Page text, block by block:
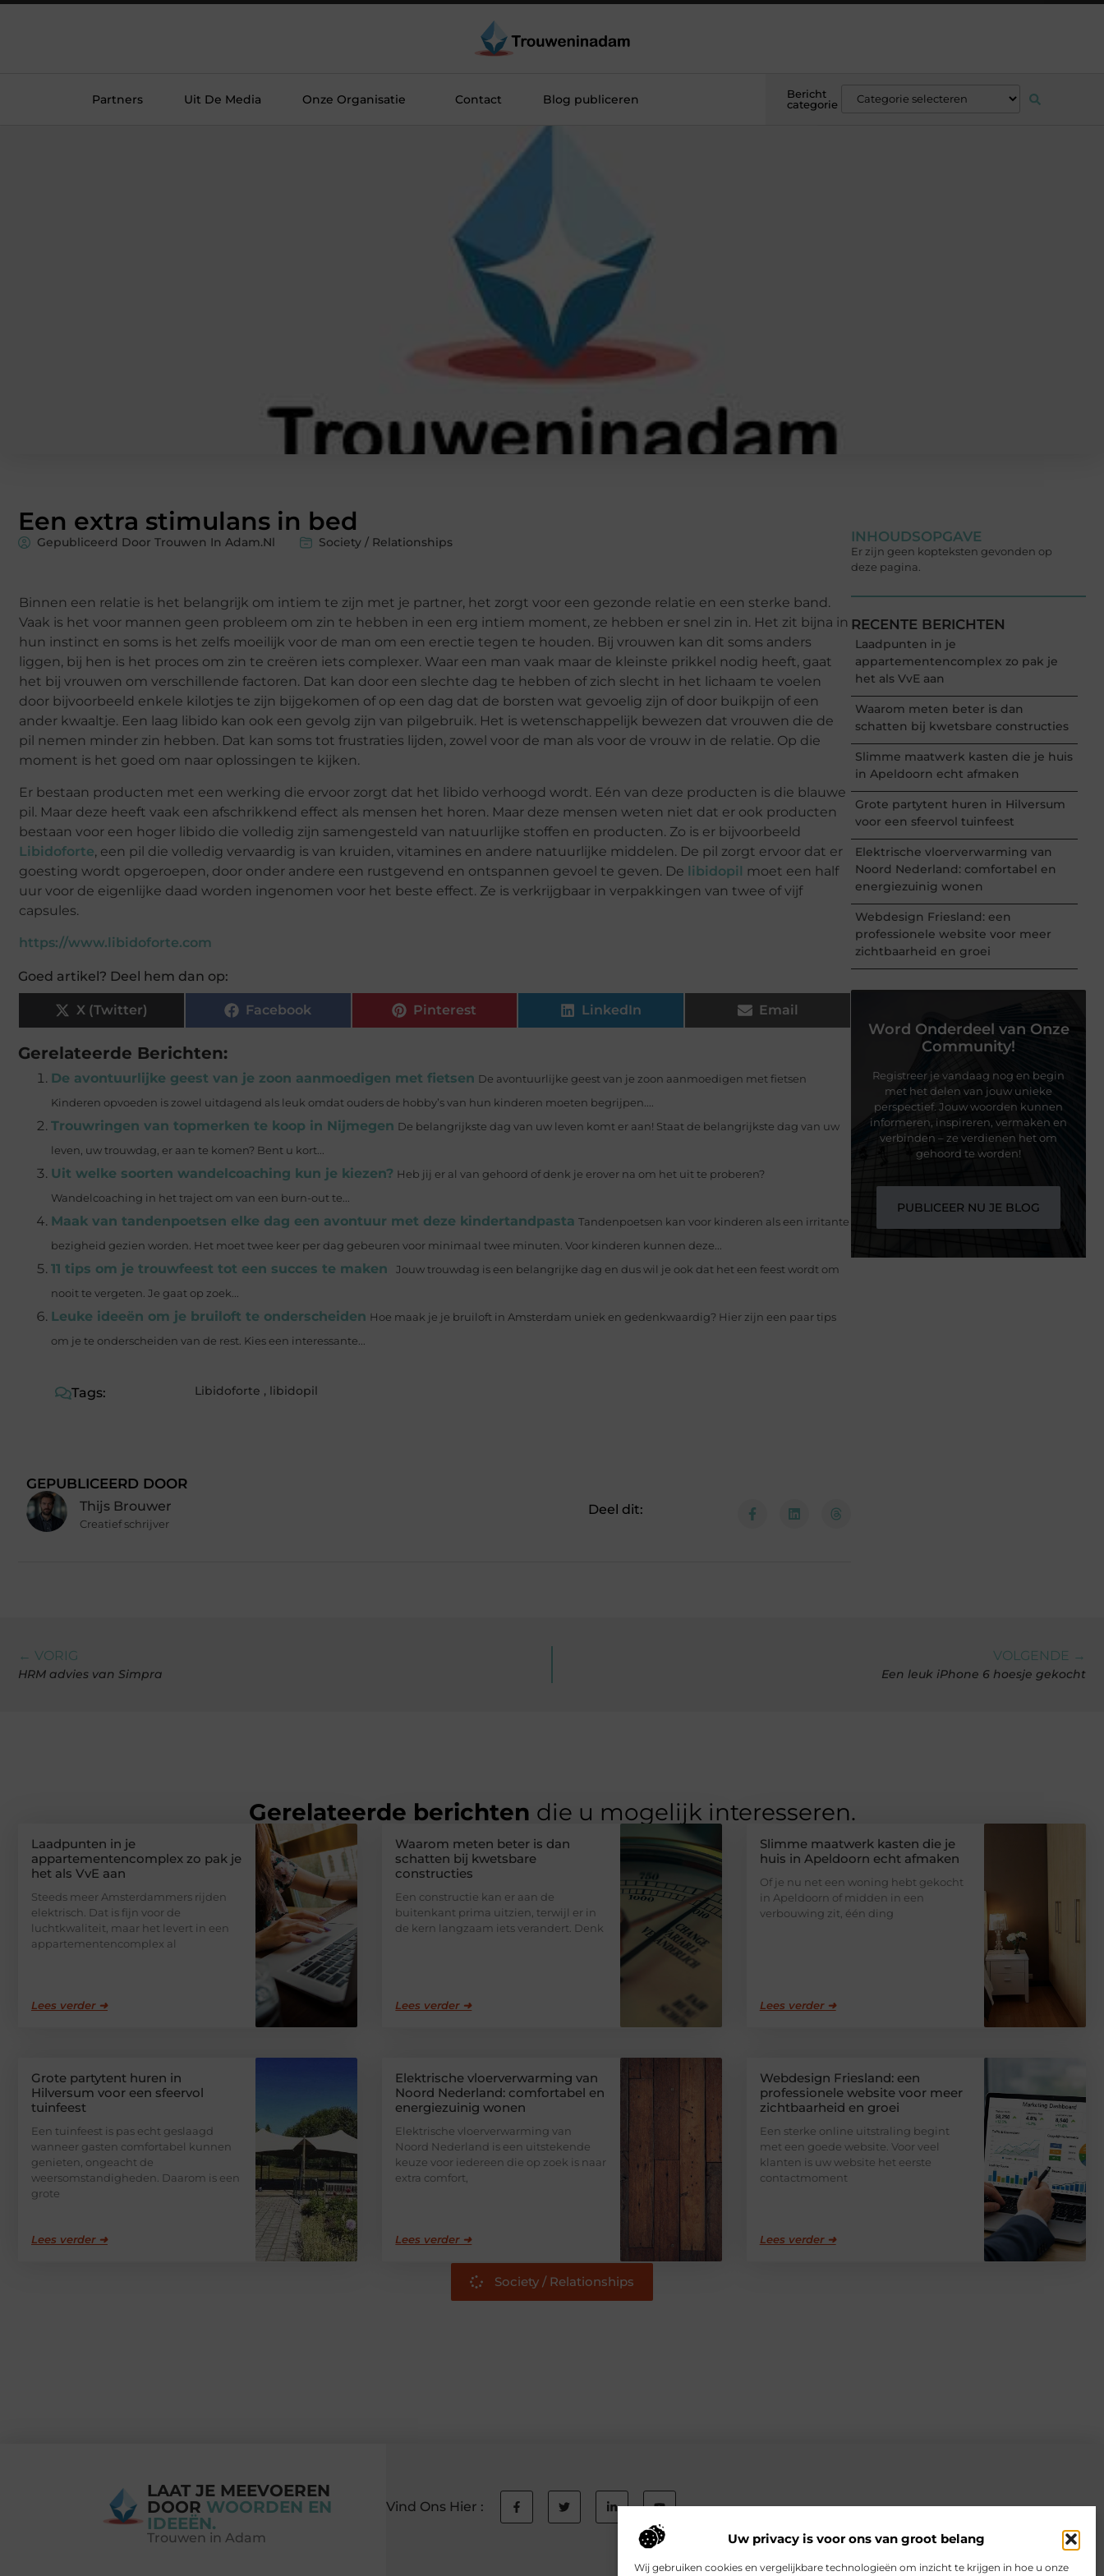
Uw privacy is voor ons van groot belang
Wij gebruiken cookies en vergelijkbare technologieën om inzicht te krijgen in hoe u onze
Partners Uit De Media Onze Organisatie Contact Blog publiceren
Bericht
categorie
Een extra stimulans in bed
Gepubliceerd Door Trouwen In Adam.nl Society / Relationships
Binnen een relatie is het belangrijk om intiem te zijn met je partner, het zorgt voor een gezonde relatie en een sterke band.
Vaak is het voor mannen geen probleem om zin te hebben in een erg intiem moment, ze hebben er snel zin in. Het zit bijna in
hun instinct en soms is het zelfs moeilijk voor de man om een erectie tegen te houden. Bij vrouwen kan dit soms anders
liggen, bij hen is het proces om zin te creëren iets complexer. Waar een man vaak maar de kleinste prikkel nodig heeft, gaat
het bij vrouwen om verschillende factoren. Dat kan door een slechte dag te hebben of zich slecht in het lichaam te voelen
door bijvoorbeeld enkele kilotjes te zijn bijgekomen of op een dag dat de borsten wat gevoelig zijn of door buikpijn of een
ander kwaaltje. Een laag libido kan ook een gevolg zijn van pilgebruik. Het is wetenschappelijk bewezen dat vrouwen die de
pil nemen minder zin hebben. Dat kan soms tot frustraties lijden, zowel voor de man als voor de vrouw in de relatie. Op die
moment is het goed om naar oplossingen te kijken.
Er bestaan producten met een werking die ervoor zorgt dat het libido verhoogd wordt. Eén van deze producten is die blauwe
pil. Maar deze heeft vaak een afschrikkend effect als mensen het horen. Maar deze mensen weten niet dat er ook producten
bestaan voor een hoger libido die volledig zijn samengesteld van natuurlijke stoffen en producten. Zo is er bijvoorbeeld
Libidoforte, een pil die volledig vervaardig is van kruiden, vitamines en andere natuurlijke middelen. De pil zorgt ervoor dat er
goesting wordt opgeroepen, door onder andere een rustgevend en ontspannen gevoel te geven. De libidopil moet een half
uur voor de eigenlijke daad worden ingenomen voor het beste effect. Ze is verkrijgbaar in verpakkingen van twee of vijf
capsules.
https://www.libidoforte.com
Goed artikel? Deel hem dan op:
X (Twitter) Facebook Pinterest LinkedIn Email
Gerelateerde Berichten:
De avontuurlijke geest van je zoon aanmoedigen met fietsen De avontuurlijke geest van je zoon aanmoedigen met fietsen
Kinderen opvoeden is zowel uitdagend als leuk omdat ouders de hobby’s van hun kinderen moeten begrijpen....
Trouwringen van topmerken te koop in Nijmegen De belangrijkste dag van uw leven komt er aan! Staat de belangrijkste dag van uw
leven, uw trouwdag, er aan te komen? Bent u kort...
Uit welke soorten wandelcoaching kun je kiezen? Heb jij er al van gehoord of denk je erover na om het uit te proberen?
Wandelcoaching in het traject om van een burn-out te...
Maak van tandenpoetsen elke dag een avontuur met deze kindertandpasta Tandenpoetsen kan voor kinderen als een irritante
bezigheid gezien worden. Het moet twee keer per dag gebeuren voor minimaal twee minuten. Voor kinderen kunnen deze...
11 tips om je trouwfeest tot een succes te maken
Jouw trouwdag is een belangrijke dag en dus wil je ook dat het een feest wordt om
nooit te vergeten. Je gaat op zoek...
Leuke ideeën om je bruiloft te onderscheiden Hoe maak je je bruiloft in Amsterdam uniek en gedenkwaardig? Hier zijn een paar tips
om je te onderscheiden van de rest. Kies een interessante...
Tags: Libidoforte , libidopil
GEPUBLICEERD DOOR
Thijs Brouwer
Creatief schrijver
Deel dit:
INHOUDSOPGAVE
Er zijn geen kopteksten gevonden op
deze pagina.
RECENTE BERICHTEN
Laadpunten in je
appartementencomplex zo pak je
het als VvE aan
Waarom meten beter is dan
schatten bij kwetsbare constructies
Slimme maatwerk kasten die je huis
in Apeldoorn echt afmaken
Grote partytent huren in Hilversum
voor een sfeervol tuinfeest
Elektrische vloerverwarming van
Noord Nederland: comfortabel en
energiezuinig wonen
Webdesign Friesland: een
professionele website voor meer
zichtbaarheid en groei
Word Onderdeel van Onze
Community!
Registreer je vandaag nog en begin
met het delen van jouw unieke
perspectief. Jouw woorden kunnen
informeren, inspireren, vermaken en
verbinden – ze verdienen het om
gehoord te worden!
PUBLICEER NU JE BLOG
← VORIG
HRM advies van Simpra
VOLGENDE →
Een leuk iPhone 6 hoesje gekocht
Gerelateerde berichten die u mogelijk interesseren.
Laadpunten in je
appartementencomplex zo pak je
het als VvE aan
Steeds meer Amsterdammers rijden
elektrisch. Dat is fijn voor de
luchtkwaliteit, maar het levert in een
appartementencomplex al
Lees verder ➜
Waarom meten beter is dan
schatten bij kwetsbare
constructies
Een constructie kan er aan de
buitenkant prima uitzien, terwijl er in
de kern langzaam iets verandert. Denk
Lees verder ➜
Slimme maatwerk kasten die je
huis in Apeldoorn echt afmaken
Of je nu net een woning hebt gekocht
in Apeldoorn of midden in een
verbouwing zit, één ding
Lees verder ➜
Grote partytent huren in
Hilversum voor een sfeervol
tuinfeest
Een tuinfeest is pas echt geslaagd
wanneer gasten comfortabel kunnen
genieten, ongeacht de
weersomstandigheden. Daarom is een
grote
Lees verder ➜
Elektrische vloerverwarming van
Noord Nederland: comfortabel en
energiezuinig wonen
Elektrische vloerverwarming van
Noord Nederland is een uitstekende
keuze voor iedereen die op zoek is naar
extra comfort,
Lees verder ➜
Webdesign Friesland: een
professionele website voor meer
zichtbaarheid en groei
Een sterke online uitstraling begint
met een goede website. Voor veel
klanten is uw website het eerste
contactmoment
Lees verder ➜
Society / Relationships
LAAT JE MEEVOEREN
DOOR WOORDEN EN
IDEEËN.
Trouwen in Adam
Vind Ons Hier :